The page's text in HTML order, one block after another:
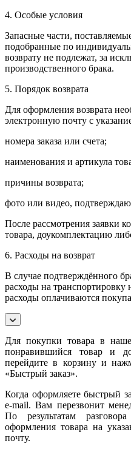
4. Особые условия
Запасные части,
подобранные по
возврату не подлежат, за
производственного брака.
5. Порядок возврата
Для оформления возврата
электронную почту с
номера заказа или счета;
наименования и артикула
причины возврата;
фото или видео,
После рассмотрения заявки
товара, доукомплектацию
6. Расходы на возврат
В случае подтверждённого
расходы на
расходы оплачиваются
Для покупки товара в
понравившийся товар и
перейдите в корзину и
«Быстрый заказ».
Когда оформляете быстрый
e-mail. Вам перезвонит
По результатам
оформления товара на
почту.